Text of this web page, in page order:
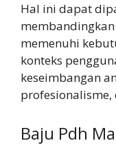
Hal ini dapat
memenuhi
konteks
keseimbangan
Baju Pdh